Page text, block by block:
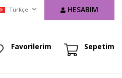
Türkçe HESABIM
Favorilerim Sepetim